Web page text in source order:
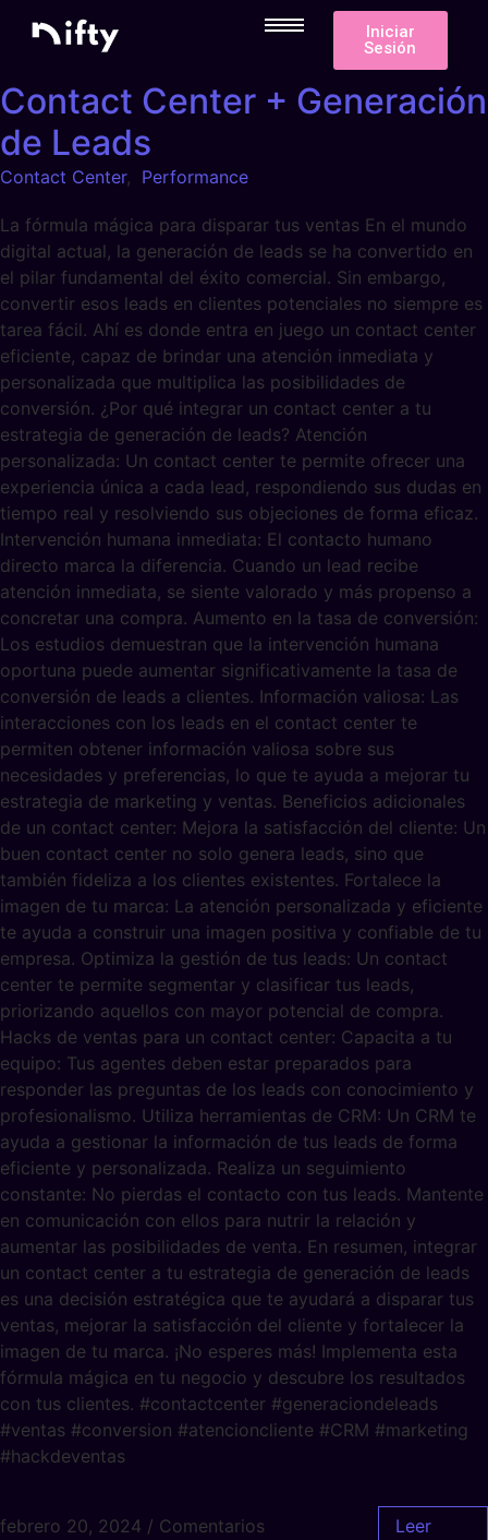
Iniciar
Sesión
Contact Center + Generación
de Leads
Contact Center, Performance
La fórmula mágica para disparar tus ventas En el mundo
digital actual, la generación de leads se ha convertido en
el pilar fundamental del éxito comercial. Sin embargo,
convertir esos leads en clientes potenciales no siempre es
tarea fácil. Ahí es donde entra en juego un contact center
eficiente, capaz de brindar una atención inmediata y
personalizada que multiplica las posibilidades de
conversión. ¿Por qué integrar un contact center a tu
estrategia de generación de leads? Atención
personalizada: Un contact center te permite ofrecer una
experiencia única a cada lead, respondiendo sus dudas en
tiempo real y resolviendo sus objeciones de forma eficaz.
Intervención humana inmediata: El contacto humano
directo marca la diferencia. Cuando un lead recibe
atención inmediata, se siente valorado y más propenso a
concretar una compra. Aumento en la tasa de conversión:
Los estudios demuestran que la intervención humana
oportuna puede aumentar significativamente la tasa de
conversión de leads a clientes. Información valiosa: Las
interacciones con los leads en el contact center te
permiten obtener información valiosa sobre sus
necesidades y preferencias, lo que te ayuda a mejorar tu
estrategia de marketing y ventas. Beneficios adicionales
de un contact center: Mejora la satisfacción del cliente: Un
buen contact center no solo genera leads, sino que
también fideliza a los clientes existentes. Fortalece la
imagen de tu marca: La atención personalizada y eficiente
te ayuda a construir una imagen positiva y confiable de tu
empresa. Optimiza la gestión de tus leads: Un contact
center te permite segmentar y clasificar tus leads,
priorizando aquellos con mayor potencial de compra.
Hacks de ventas para un contact center: Capacita a tu
equipo: Tus agentes deben estar preparados para
responder las preguntas de los leads con conocimiento y
profesionalismo. Utiliza herramientas de CRM: Un CRM te
ayuda a gestionar la información de tus leads de forma
eficiente y personalizada. Realiza un seguimiento
constante: No pierdas el contacto con tus leads. Mantente
en comunicación con ellos para nutrir la relación y
aumentar las posibilidades de venta. En resumen, integrar
un contact center a tu estrategia de generación de leads
es una decisión estratégica que te ayudará a disparar tus
ventas, mejorar la satisfacción del cliente y fortalecer la
imagen de tu marca. ¡No esperes más! Implementa esta
fórmula mágica en tu negocio y descubre los resultados
con tus clientes. #contactcenter #generaciondeleads
#ventas #conversion #atencioncliente #CRM #marketing
#hackdeventas
febrero 20, 2024 / Comentarios
Leer